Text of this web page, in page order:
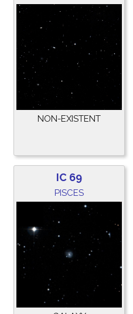
NON-EXISTENT
IC 69
PISCES